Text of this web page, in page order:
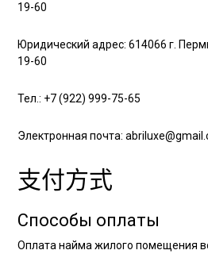
19-60
Юридический адрес: 614066 г.
19-60
Тел.: +7 (922) 999-75-65
Электронная почта:
支付方式
Способы оплаты
Оплата найма жилого помещения